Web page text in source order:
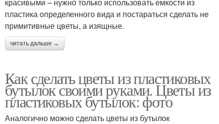
пластика определенного вида и постараться сделать не
примитивные цветы, а изящные.
читать дальше →
Как сделать цветы из пластиковых
бутылок своими руками. Цветы из
пластиковых бутылок: фото
Аналогично можно сделать цветы из бутылок